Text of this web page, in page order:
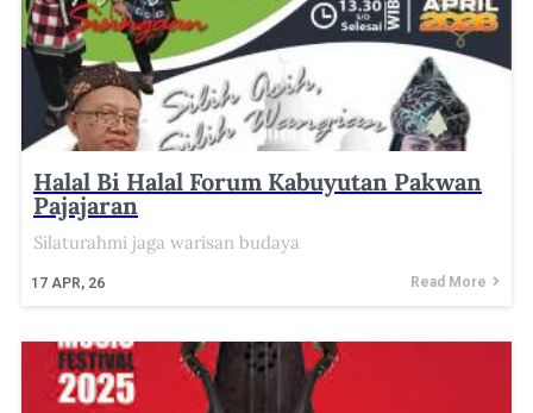
Halal Bi Halal Forum Kabuyutan Pakwan
Pajajaran
17 APR, 26
Silaturahmi jaga warisan budaya
Read More